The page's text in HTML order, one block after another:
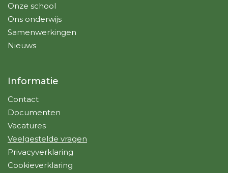
Onze school
Ons onderwijs
Samenwerkingen
Nieuws
Informatie
Contact
Documenten
Vacatures
Veelgestelde vragen
Privacyverklaring
Cookieverklaring